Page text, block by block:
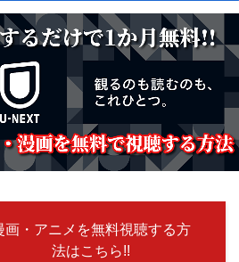
画・アニメを無料視聴する方
法はこちら!!